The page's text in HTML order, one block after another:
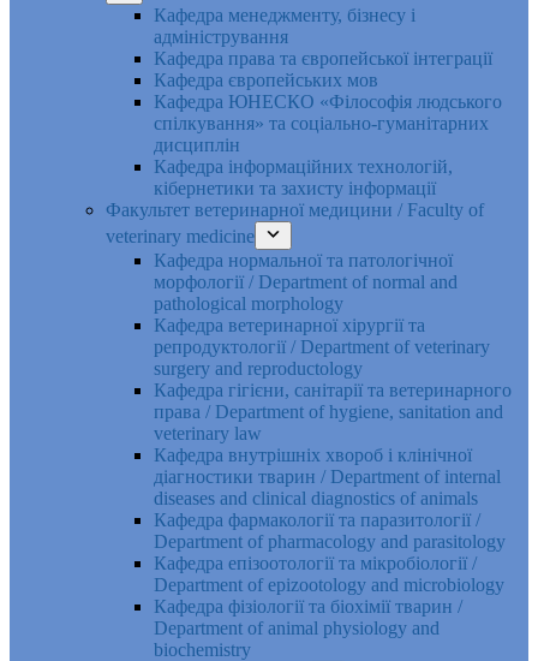
Кафедра менеджменту, бізнесу і
адміністрування
Кафедра права та європейської інтеграції
Кафедра європейських мов
Кафедра ЮНЕСКО «Філософія людського
спілкування» та соціально-гуманітарних
дисциплін
Кафедра інформаційних технологій,
кібернетики та захисту інформації
Факультет ветеринарної медицини / Faculty of
veterinary medicine
Кафедра нормальної та патологічної
морфології / Department of normal and
pathological morphology
Кафедра ветеринарної хірургії та
репродуктології / Department of veterinary
surgery and reproductology
Кафедра гігієни, санітарії та ветеринарного
права / Department of hygiene, sanitation and
veterinary law
Кафедра внутрішніх хвороб і клінічної
діагностики тварин / Department of internal
diseases and clinical diagnostics of animals
Кафедра фармакології та паразитології /
Department of pharmacology and parasitology
Кафедра епізоотології та мікробіології /
Department of epizootology and microbiology
Кафедра фізіології та біохімії тварин /
Department of animal physiology and
biochemistry